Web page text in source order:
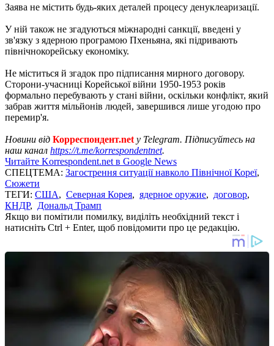
Заява не містить будь-яких деталей процесу денуклеаризації.
У ній також не згадуються міжнародні санкції, введені у
зв'язку з ядерною програмою Пхеньяна, які підривають
північнокорейську економіку.
Не міститься й згадок про підписання мирного договору.
Сторони-учасниці Корейської війни 1950-1953 років
формально перебувають у стані війни, оскільки конфлікт, який
забрав життя мільйонів людей, завершився лише угодою про
перемир'я.
Новини від Корреспондент.net у Telegram. Підписуйтесь на
наш канал https://t.me/korrespondentnet.
Читайте Korrespondent.net в Google News
СПЕЦТЕМА: Загострення ситуації навколо Пiвнічної Кореї,
Сюжети
ТЕГИ: США, Северная Корея, ядерное оружие, договор,
КНДР, Дональд Трамп
Якщо ви помітили помилку, виділіть необхідний текст і
натисніть Ctrl + Enter, щоб повідомити про це редакцію.